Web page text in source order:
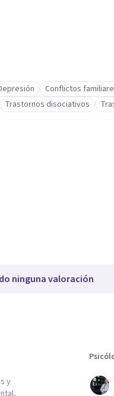
Conflictos
Trastornos disociativos
ninguna valoración
y